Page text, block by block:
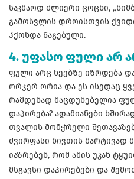
საკმაოდ ძლიერი ცოცხი,
გამოსვლის დროისთვის
ჰქონდა წაგებული.
4. უფასო ფული არ
ფული არც ხეებზე იზრდება
ორჯერ ორია და ეს ისედაც
რამდენად მაცდუნებელია
დაპირება? ადამიანები
თვალის მომჭრელი
ძვირფასი ნივთის მარტივად
იაზრებენ, რომ ამის უკან
მსგავსი დაპირებები და